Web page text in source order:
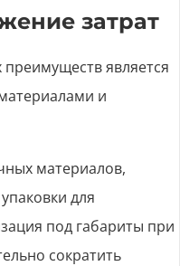
затрат
является
и
материалов,
для
под габариты при
сократить